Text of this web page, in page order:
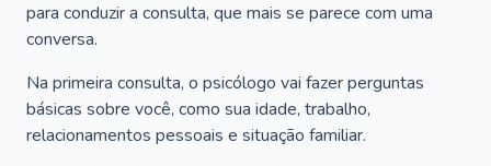
para conduzir a consulta, que mais se parece com uma
conversa.
Na primeira consulta, o psicólogo vai fazer perguntas
básicas sobre você, como sua idade, trabalho,
relacionamentos pessoais e situação familiar.